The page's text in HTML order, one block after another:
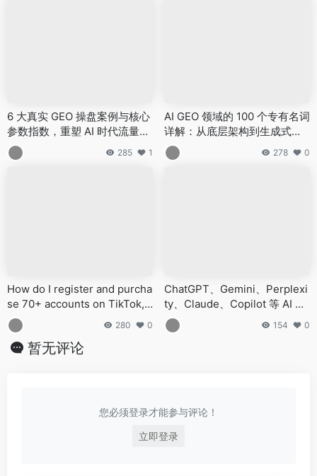
6 大真实 GEO 操盘案例与核心
参数指数，重塑 AI 时代流量法
则
285 1
AI GEO 领域的 100 个专有名词
详解：从底层架构到生成式排
名-熊猫出海GEO
278 0
How do I register and purcha
se 70+ accounts on TikTok,
YouTube, Instagram, Facebo
ok, X, Reddit, Medium, and Li
nkedIn?
280 0
ChatGPT、Gemini、Perplexi
ty、Claude、Copilot 等 AI 平
台最喜欢引用的100个网站
154 0
暂无评论
您必须登录才能参与评论！
立即登录